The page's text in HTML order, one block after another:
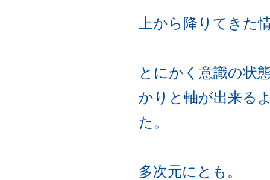
上から降りてきた
とにかく意識の状
かりと軸が出来る
た。
多次元にとも。